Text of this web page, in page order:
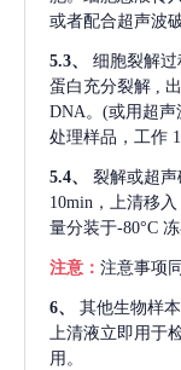
或者配合超声波破
5.3、
细胞裂解
蛋白充分裂解
,
DNA。(或用超声
处理样品，工作
5.4、 裂解或超声
10min，上清移
量分装于-80°C 冻
注意： 注意事项
6、 其他生物样本
上清液立即用于
用。